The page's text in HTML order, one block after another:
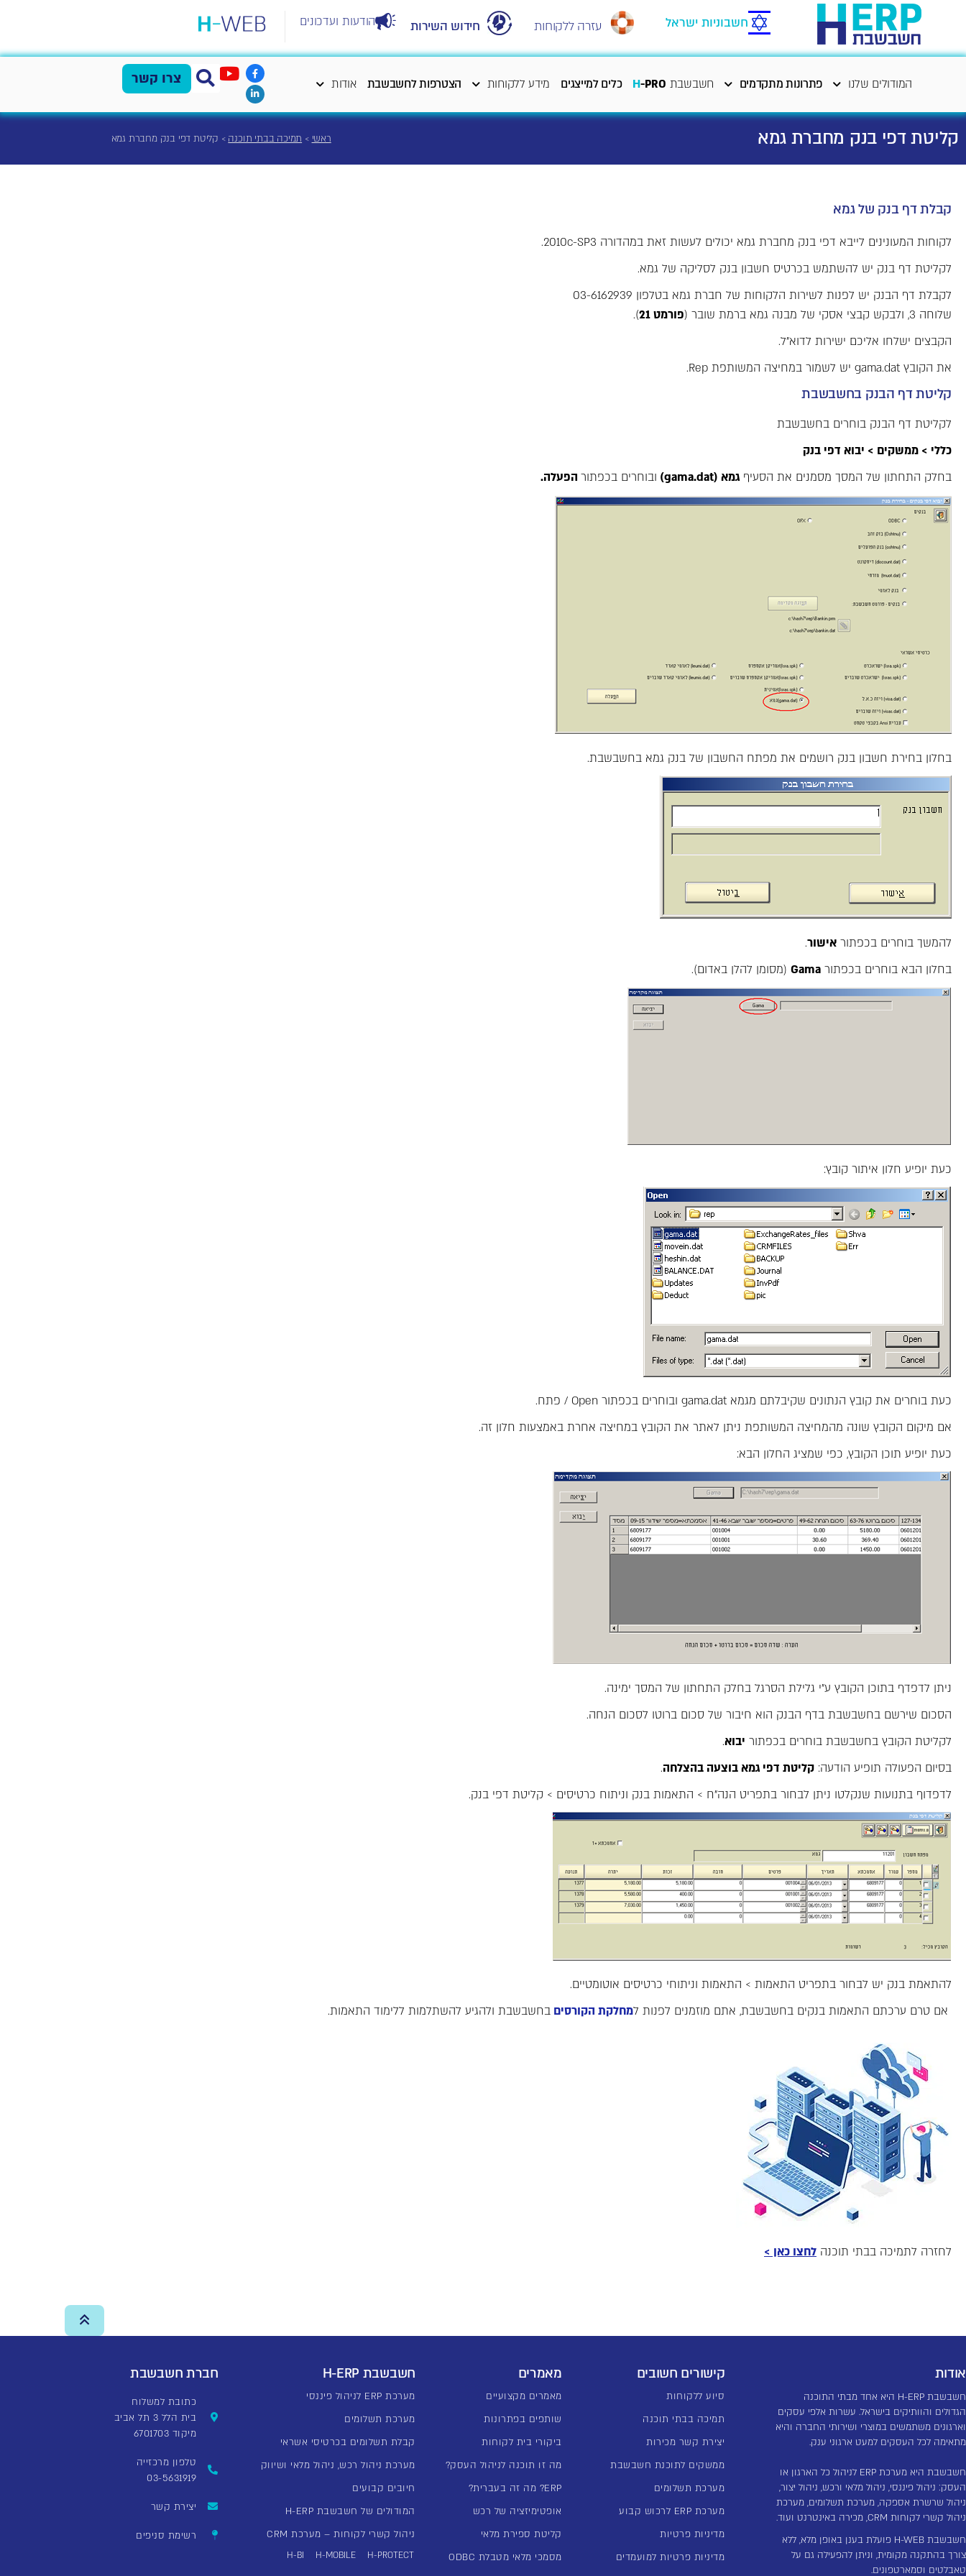
חשבוניות ישראל עזרה ללקוחות חידוש השירות הודעות ועדכונים
המודולים שלנו פתרונות מתקדמים חשבשבת H-PRO כלים למייצגים מידע ללקוחות הצטרפות לחשבשבת אודות צרו קשר
קליטת דפי בנק מחברת גמא ראשי > תמיכה בבתי תוכנה > קליטת דפי בנק מחברת גמא
קבלת דף בנק של גמא
לקוחות המעונינים לייבא דפי בנק מחברת גמא יכולים לעשות זאת במהדורה 2010c-SP3.
לקליטת דף בנק יש להשתמש בכרטיס חשבון בנק לסליקה של גמא.
לקבלת דף הבנק יש לפנות לשירות הלקוחות של חברת גמא בטלפון 03-6162939
שלוחה 3, ולבקש קבצי אסקי של מבנה גמא ברמת שובר (
פורמט 21
).
הקבצים ישלחו אליכם ישירות לדוא"ל.
את הקובץ gama.dat יש לשמור במחיצה המשותפת Rep.
קליטת דף הבנק בחשבשבת
לקליטת דף הבנק בוחרים בחשבשבת
כללי > ממשקים > יבוא דפי בנק
בחלק התחתון של המסך מסמנים את הסעיף גמא (gama.dat
) ובוחרים בכפתור הפעלה.
בחלון בחירת חשבון בנק רושמים את מפתח החשבון של בנק גמא בחשבשבת.
להמשך בוחרים בכפתור אישור.
בחלון הבא בוחרים בכפתור Gama (מסומן להלן באדום).
כעת יופיע חלון איתור קובץ:
כעת בוחרים את קובץ הנתונים שקיבלתם מגמא gama.dat ובוחרים בכפתור Open / פתח.
אם מיקום הקובץ שונה מהמחיצה המשותפת ניתן לאתר את הקובץ במחיצה אחרת באמצעות חלון זה.
כעת יופיע תוכן הקובץ, כפי שמציג החלון הבא:
ניתן לדפדף בתוכן הקובץ ע"י גלילת הסרגל בחלק התחתון של המסך ימינה.
הסכום שירשם בחשבשבת בדף הבנק הוא חיבור של סכום ברוטו לסכום הנחה.
לקליטת הקובץ בחשבשבת בוחרים בכפתור יבוא.
בסיום הפעולה תופיע הודעה: קליטת דפי גמא בוצעה בהצלחה.
לדפדוף בתנועות שנקלטו ניתן לבחור בתפריט הנה"ח > התאמות בנק וניתוח כרטיסים > קליטת דפי בנק.
להתאמת בנק יש לבחור בתפריט התאמות > התאמות וניתוחי כרטיסים אוטומטיים.
אם טרם ערכתם התאמות בנקים בחשבשבת, אתם מוזמנים לפנות למחלקת הקורסים בחשבשבת ולהגיע להשתלמות ללימוד התאמות.
לחזרה לתמיכה בבתי תוכנה לחצו כאן >
אודות
חשבשבת H-ERP היא אחד מבתי התוכנה
הגדולים והוותיקים בישראל. עשרות אלפי עסקים
וארגונים משתמשים במוצרי ושירותי החברה והיא
מתאימה לכל העסקים למעט ארגוני ענק.
חשבשבת היא מערכת ERP לניהול כל הארגון או
העסק: ניהול פיננסי, ניהול מלאי ורכש, ניהול יצור,
ניהול שרשרת אספקה, מערכת תשלומים, מערכת
ניהול קשרי לקוחות CRM, מכירה באינטרנט ועוד.
חשבשבת H-WEB פועלת בענן באופן מלא, ללא
צורך בהתקנה מקומית, וניתן להפעילה גם על
טאבלטים וסמארטפונים.
קישורים חשובים
סיוע ללקוחות
תמיכה בבתי תוכנה
יצירת קשר מכירות
ממשקים לתוכנת חשבשבת
מערכת תשלומים
מערכת ERP לרכוש קבוע
מדיניות פרטיות
מדיניות פרטיות למועמדים
מאמרים
מאמרים מקצועיים
שותפים בפתרונות
ביקורי בית לקוחות
מה זו תוכנה לניהול העסק?
ERP? מה זה בעברית?
אופטימיזציה של רכש
קליטת ספירת מלאי
מסמכי מלאי מטבלת ODBC
חשבשבת H-ERP
מערכת ERP לניהול פיננסי
מערכת תשלומים
קבלת תשלומים בכרטיסי אשראי
מערכת ניהול רכש, ניהול מלאי ושיווק
חיובים קבועים
המודולים של חשבשבת H-ERP
ניהול קשרי לקוחות – מערכת CRM
H-PROTECT
H-MOBILE
H-BI
חברת חשבשבת
כתובת למשלוח
בית הלל 3 תל אביב
מיקוד 6701703
טלפון מרכזייה
03-5631919
יצירת קשר
רשימת סניפים